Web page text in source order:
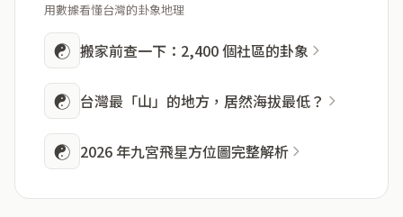
用數據看懂台灣的卦象地理
☯ 搬家前查一下：2,400 個社區的卦象
☯ 台灣最「山」的地方，居然海拔最低？
☯ 2026 年九宮飛星方位圖完整解析